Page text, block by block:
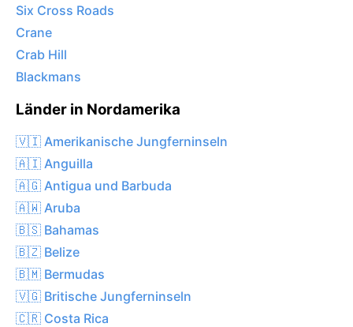
Six Cross Roads
Crane
Crab Hill
Blackmans
Länder in Nordamerika
🇻🇮 Amerikanische Jungferninseln
🇦🇮 Anguilla
🇦🇬 Antigua und Barbuda
🇦🇼 Aruba
🇧🇸 Bahamas
🇧🇿 Belize
🇧🇲 Bermudas
🇻🇬 Britische Jungferninseln
🇨🇷 Costa Rica